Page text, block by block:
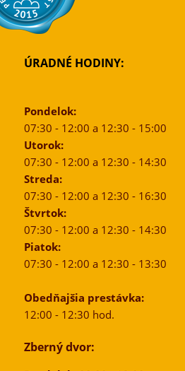
ÚRADNÉ HODINY:
Pondelok:
07:30 - 12:00 a 12:30 - 15:00
Utorok:
07:30 - 12:00 a 12:30 - 14:30
Streda:
07:30 - 12:00 a 12:30 - 16:30
Štvrtok:
07:30 - 12:00 a 12:30 - 14:30
Piatok:
07:30 - 12:00 a 12:30 - 13:30
Obedňajšia prestávka:
12:00 - 12:30 hod.
Zberný dvor: